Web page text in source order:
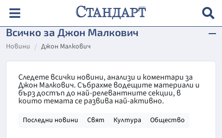
Всичко за Джон Малкович
Новини Джон Малкович
Следете всички новини, анализи и коментари за
Джон Малкович. Събрахме водещите материали и
бърз достъп до най-релевантните секции, в
които темата се развива най-активно.
Последни новини Свят Култура Общество